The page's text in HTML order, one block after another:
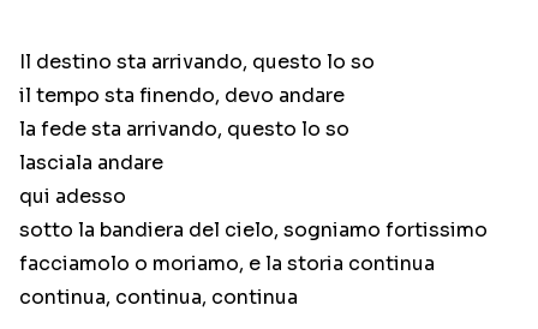
Il destino sta arrivando, questo lo so
il tempo sta finendo, devo andare
la fede sta arrivando, questo lo so
lasciala andare
qui adesso
sotto la bandiera del cielo, sogniamo fortissimo
facciamolo o moriamo, e la storia continua
continua, continua, continua